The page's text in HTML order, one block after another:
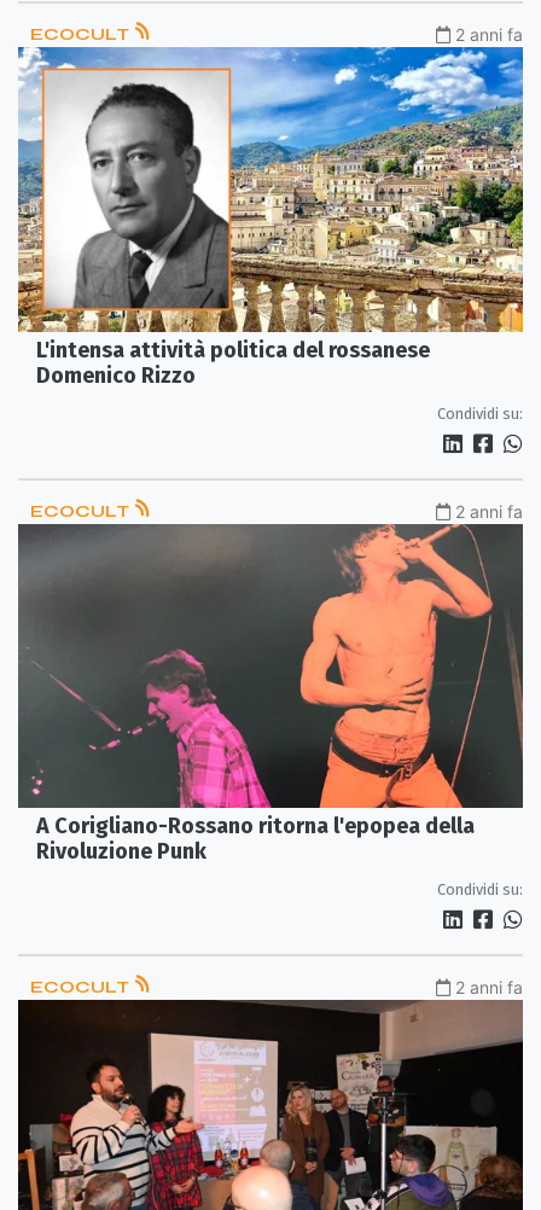
ECOCULT 2 anni fa
L'intensa attività politica del rossanese
Domenico Rizzo
Condividi su:
ECOCULT 2 anni fa
A Corigliano-Rossano ritorna l'epopea della
Rivoluzione Punk
Condividi su:
ECOCULT 2 anni fa